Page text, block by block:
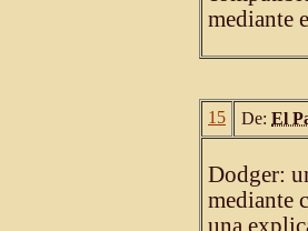
mediante
15 De: El
Dodger:
mediante
una